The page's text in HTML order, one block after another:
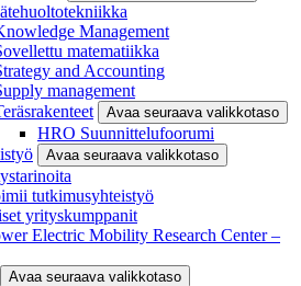
Management
matematiikka
and Accounting
management
Avaa seuraava valikkotaso
HRO Suunnittelufoorumi
Avaa seuraava valikkotaso
tutkimusyhteistyö
yrityskumppanit
Electric Mobility Research Center –
Avaa seuraava valikkotaso